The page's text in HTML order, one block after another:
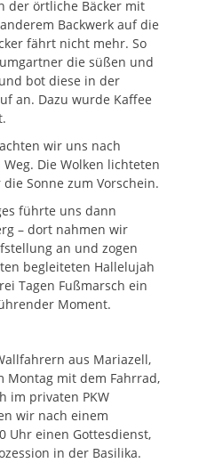
der örtliche Bäcker mit
Backwerk auf die
fährt nicht mehr. So
die süßen und
bot diese in der
an. Dazu wurde Kaffee
wir uns nach
Die Wolken lichteten
Sonne zum Vorschein.
führte uns dann
– dort nahmen wir
an und zogen
begleiteten Hallelujah
Tagen Fußmarsch ein
Moment.
aus Mariazell,
Montag mit dem Fahrrad,
im privaten PKW
wir nach einem
Uhr einen Gottesdienst,
in der Basilika.